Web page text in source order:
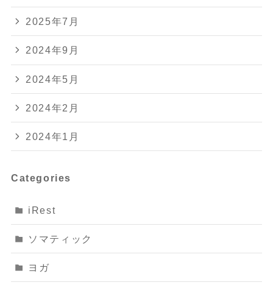
2025年7月
2024年9月
2024年5月
2024年2月
2024年1月
Categories
iRest
ソマティック
ヨガ